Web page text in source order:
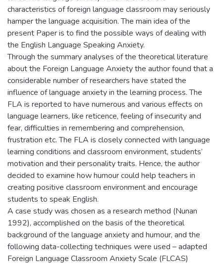
characteristics of foreign language classroom may seriously
hamper the language acquisition. The main idea of the
present Paper is to find the possible ways of dealing with
the English Language Speaking Anxiety.
Through the summary analyses of the theoretical literature
about the Foreign Language Anxiety the author found that a
considerable number of researchers have stated the
influence of language anxiety in the learning process. The
FLA is reported to have numerous and various effects on
language learners, like reticence, feeling of insecurity and
fear, difficulties in remembering and comprehension,
frustration etc. The FLA is closely connected with language
learning conditions and classroom environment, students’
motivation and their personality traits. Hence, the author
decided to examine how humour could help teachers in
creating positive classroom environment and encourage
students to speak English.
A case study was chosen as a research method (Nunan
1992), accomplished on the basis of the theoretical
background of the language anxiety and humour, and the
following data-collecting techniques were used – adapted
Foreign Language Classroom Anxiety Scale (FLCAS)